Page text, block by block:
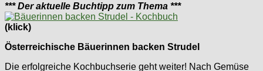
*** Der aktuelle Buchtipp zum Thema ***
(klick)
Österreichische Bäuerinnen backen Strudel
Die erfolgreiche Kochbuchserie geht weiter! Nach Gemüse